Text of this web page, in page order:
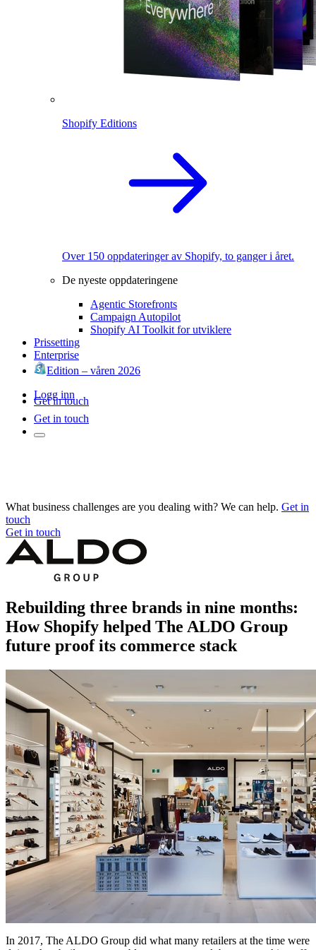
Shopify Editions
Over 150 oppdateringer av Shopify, to ganger i året.
De nyeste oppdateringene
Agentic Storefronts
Campaign Autopilot
Shopify AI Toolkit for utviklere
Prissetting
Enterprise
Edition – våren 2026
Logg inn
Get in touch
Get in touch
What business challenges are you dealing with? We can help. Get in
touch
Get in touch
Rebuilding three brands in nine months:
How Shopify helped The ALDO Group
future proof its commerce stack
In 2017, The ALDO Group did what many retailers at the time were